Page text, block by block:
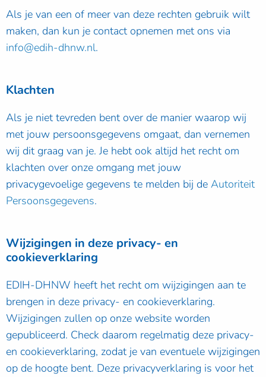
Als je van een of meer van deze rechten gebruik wilt
maken, dan kun je contact opnemen met ons via
info@edih-dhnw.nl.
Klachten
Als je niet tevreden bent over de manier waarop wij
met jouw persoonsgegevens omgaat, dan vernemen
wij dit graag van je. Je hebt ook altijd het recht om
klachten over onze omgang met jouw
privacygevoelige gegevens te melden bij de Autoriteit
Persoonsgegevens.
Wijzigingen in deze privacy- en
cookieverklaring
EDIH-DHNW heeft het recht om wijzigingen aan te
brengen in deze privacy- en cookieverklaring.
Wijzigingen zullen op onze website worden
gepubliceerd. Check daarom regelmatig deze privacy-
en cookieverklaring, zodat je van eventuele wijzigingen
op de hoogte bent. Deze privacyverklaring is voor het